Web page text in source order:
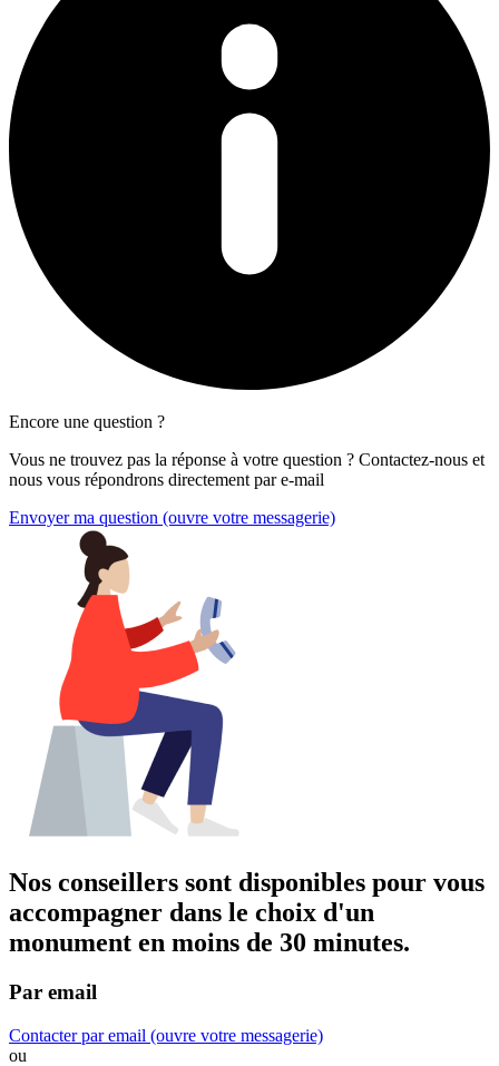
Encore une question ?
Vous ne trouvez pas la réponse à votre question ? Contactez-nous et
nous vous répondrons directement par e-mail
Envoyer ma question (ouvre votre messagerie)
Nos conseillers sont disponibles pour vous
accompagner dans le choix d'un
monument en moins de 30 minutes.
Par email
Contacter par email (ouvre votre messagerie)
ou